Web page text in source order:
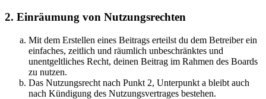
2. Einräumung von Nutzungsrechten
Mit dem Erstellen eines Beitrags erteilst du dem Betreiber ein
einfaches, zeitlich und räumlich unbeschränktes und
unentgeltliches Recht, deinen Beitrag im Rahmen des Boards
zu nutzen.
Das Nutzungsrecht nach Punkt 2, Unterpunkt a bleibt auch
nach Kündigung des Nutzungsvertrages bestehen.